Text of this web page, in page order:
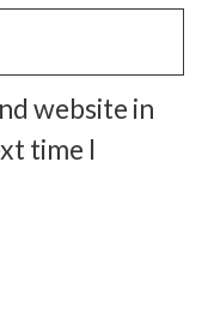
website in
time I